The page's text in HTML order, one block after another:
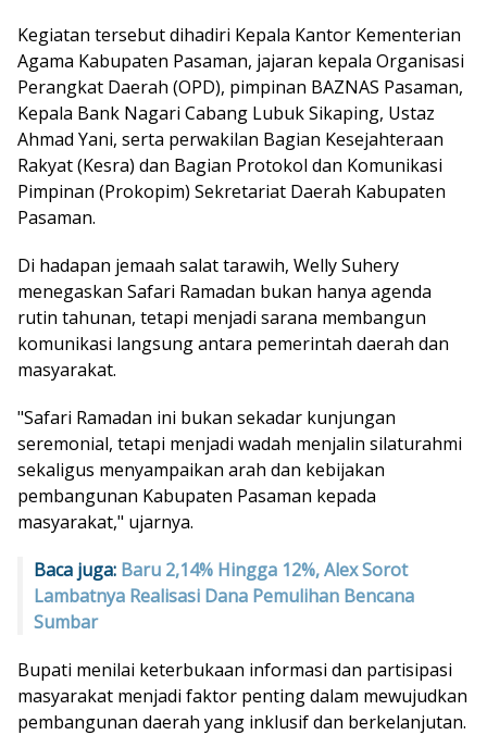
Kegiatan tersebut dihadiri Kepala Kantor Kementerian
Agama Kabupaten Pasaman, jajaran kepala Organisasi
Perangkat Daerah (OPD), pimpinan BAZNAS Pasaman,
Kepala Bank Nagari Cabang Lubuk Sikaping, Ustaz
Ahmad Yani, serta perwakilan Bagian Kesejahteraan
Rakyat (Kesra) dan Bagian Protokol dan Komunikasi
Pimpinan (Prokopim) Sekretariat Daerah Kabupaten
Pasaman.
Di hadapan jemaah salat tarawih, Welly Suhery
menegaskan Safari Ramadan bukan hanya agenda
rutin tahunan, tetapi menjadi sarana membangun
komunikasi langsung antara pemerintah daerah dan
masyarakat.
"Safari Ramadan ini bukan sekadar kunjungan
seremonial, tetapi menjadi wadah menjalin silaturahmi
sekaligus menyampaikan arah dan kebijakan
pembangunan Kabupaten Pasaman kepada
masyarakat," ujarnya.
Baca juga: Baru 2,14% Hingga 12%, Alex Sorot
Lambatnya Realisasi Dana Pemulihan Bencana
Sumbar
Bupati menilai keterbukaan informasi dan partisipasi
masyarakat menjadi faktor penting dalam mewujudkan
pembangunan daerah yang inklusif dan berkelanjutan.